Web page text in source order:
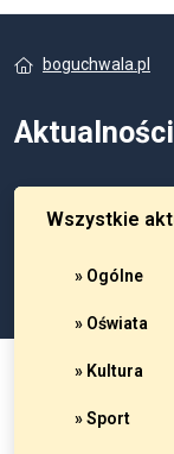
boguchwala.pl
Aktualności
Wszystkie
» Ogólne
» Oświata
» Kultura
» Sport